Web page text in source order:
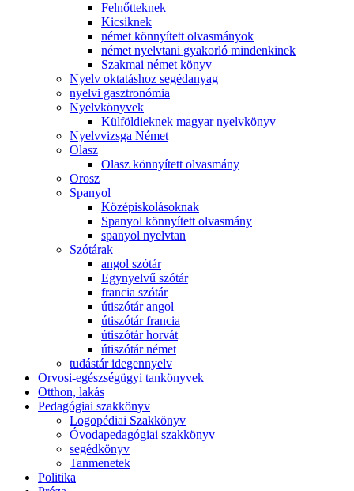
Felnőtteknek
Kicsiknek
német könnyített olvasmányok
német nyelvtani gyakorló mindenkinek
Szakmai német könyv
Nyelv oktatáshoz segédanyag
nyelvi gasztronómia
Nyelvkönyvek
Külföldieknek magyar nyelvkönyv
Nyelvvizsga Német
Olasz
Olasz könnyített olvasmány
Orosz
Spanyol
Középiskolásoknak
Spanyol könnyített olvasmány
spanyol nyelvtan
Szótárak
angol szótár
Egynyelvű szótár
francia szótár
útiszótár angol
útiszótár francia
útiszótár horvát
útiszótár német
tudástár idegennyelv
Orvosi-egészségügyi tankönyvek
Otthon, lakás
Pedagógiai szakkönyv
Logopédiai Szakkönyv
Óvodapedagógiai szakkönyv
segédkönyv
Tanmenetek
Politika